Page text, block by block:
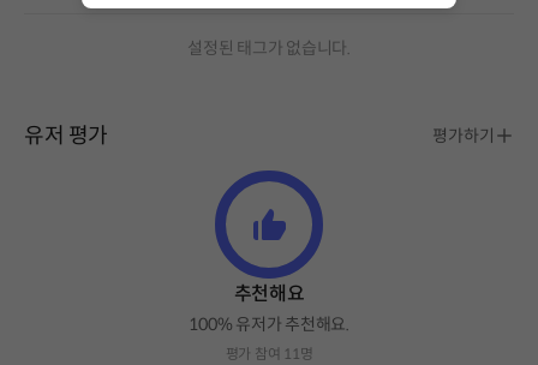
설정된 태그가 없습니다.
유저 평가 평가하기
추천해요
100% 유저가 추천해요.
평가 참여 11명